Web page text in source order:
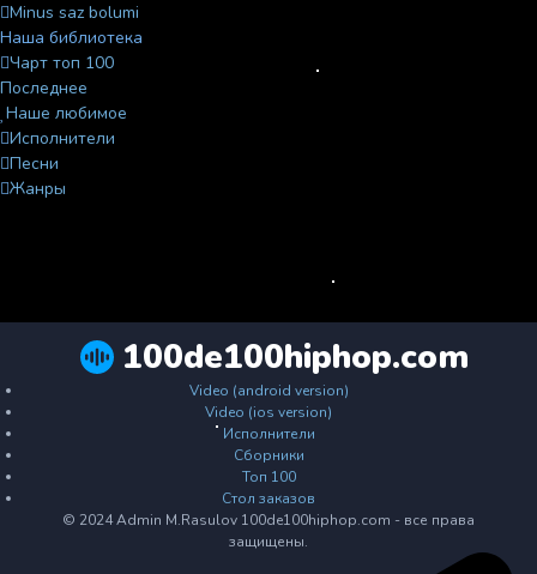
Minus saz bolumi
Наша библиотека
Чарт топ 100
Последнее
Наше любимое
Исполнители
Песни
Жанры
100de100hiphop.com
Video (android version)
Video (ios version)
Исполнители
Сборники
Топ 100
Стол заказов
© 2024 Admin M.Rasulov 100de100hiphop.com - все права
защищены.